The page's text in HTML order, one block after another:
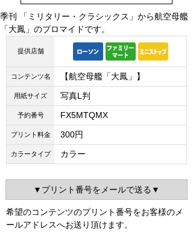
季刊 「ミリタリー・クラシックス」から航空母艦
「大鳳」のブロマイドです。
提供店舗
コンテンツ名 【航空母艦「大鳳」】
用紙サイズ 写真L判
予約番号 FX5MTQMX
プリント料金 300円
カラータイプ カラー
▼プリント番号をメールで送る▼
希望のコンテンツのプリント番号をお客様のメ
ールアドレスへお送り頂けます。